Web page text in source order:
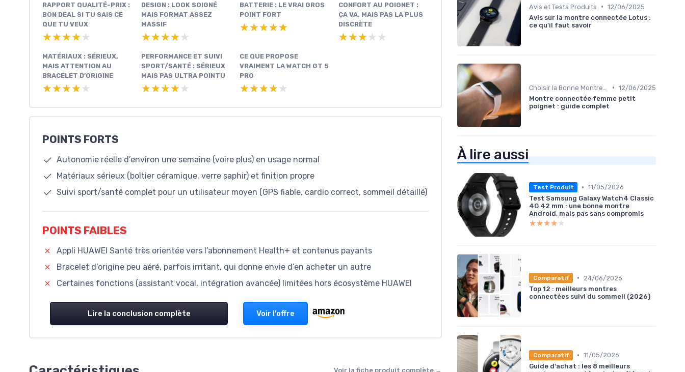
RAPPORT QUALITÉ-PRIX :
BON DEAL SI TU SAIS CE
QUE TU VEUX
★★★★★
★★★★★
DESIGN : LOOK SOIGNÉ
MAIS FORMAT ASSEZ
MASSIF
★★★★★
★★★★★
BATTERIE : LE VRAI GROS
POINT FORT
★★★★★
★★★★★
CONFORT AU POIGNET :
ÇA VA, MAIS PAS LA PLUS
DISCRÈTE
★★★★★
★★★★★
MATÉRIAUX : SÉRIEUX,
MAIS ATTENTION AU
BRACELET D’ORIGINE
★★★★★
★★★★★
PERFORMANCE ET SUIVI
SPORT/SANTÉ : SÉRIEUX
MAIS PAS ULTRA POINTU
★★★★★
★★★★★
CE QUE PROPOSE
VRAIMENT LA WATCH GT 5
PRO
★★★★★
★★★★★
POINTS FORTS
Autonomie réelle d’environ une semaine (voire plus) en usage normal
Matériaux sérieux (boîtier céramique, verre saphir) et finition propre
Suivi sport/santé complet pour un utilisateur moyen (GPS fiable, cardio correct, sommeil détaillé)
POINTS FAIBLES
Appli HUAWEI Santé très orientée vers l’abonnement Health+ et contenus payants
Bracelet d’origine peu aéré, parfois irritant, qui donne envie d’en acheter un autre
Certaines fonctions (assistant vocal, intégration avancée) limitées hors écosystème HUAWEI
Lire la conclusion complète Voir l'offre
Voir la fiche produit complète →
Avis et Tests Produits • 12/06/2025
Avis sur la montre connectée Lotus :
ce qu'il faut savoir
• 12/06/2025
Montre connectée femme petit
poignet : guide complet
À lire aussi
Test Produit • 11/05/2026
Test Samsung Galaxy Watch4 Classic
4G 42 mm : une bonne montre
Android, mais pas sans compromis
★★★★★
★★★★★
Comparatif •
24/06/2026
Top 12 : meilleurs montres
connectées suivi du sommeil (2026)
Comparatif • 11/05/2026
Guide d'achat : les 8 meilleurs